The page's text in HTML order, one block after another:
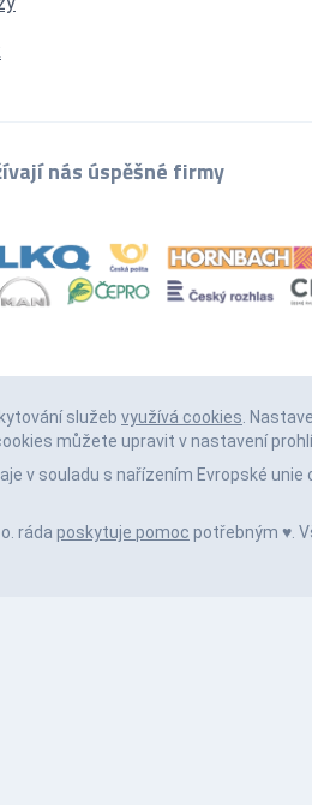
nás úspěšné firmy
služeb využívá cookies.
můžete upravit v nastavení
v souladu s nařízením Evropské unie
ráda poskytuje pomoc potřebným ♥️.